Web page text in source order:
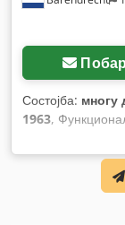
Состојба: многу
1963,